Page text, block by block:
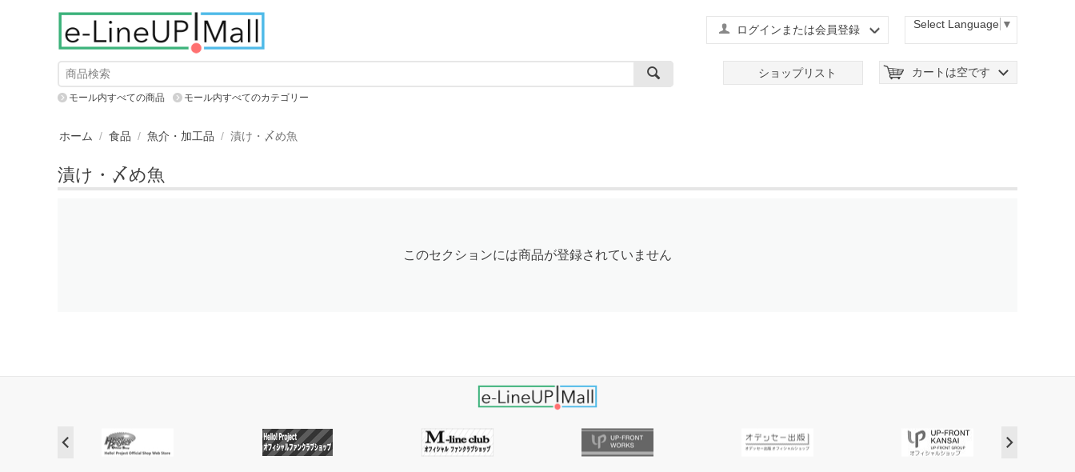
Select Language ▼
ログインまたは会員登録
カートは空です
ショップリスト
モール内すべての商品 モール内すべてのカテゴリー
ホーム / 食品 / 魚介・加工品 / 漬け・〆め魚
漬け・〆め魚
このセクションには商品が登録されていません